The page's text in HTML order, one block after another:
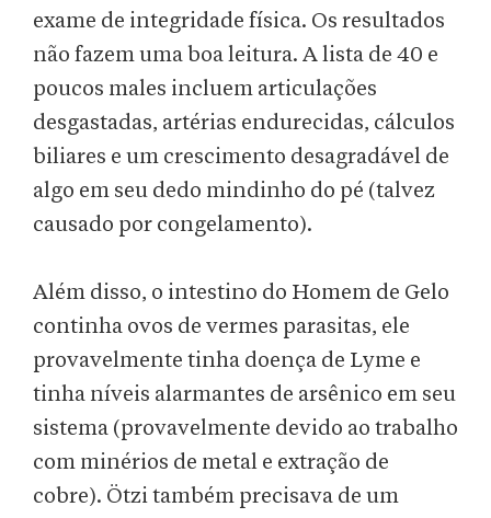
exame de integridade física. Os resultados
não fazem uma boa leitura. A lista de 40 e
poucos males incluem articulações
desgastadas, artérias endurecidas, cálculos
biliares e um crescimento desagradável de
algo em seu dedo mindinho do pé (talvez
causado por congelamento).
Além disso, o intestino do Homem de Gelo
continha ovos de vermes parasitas, ele
provavelmente tinha doença de Lyme e
tinha níveis alarmantes de arsênico em seu
sistema (provavelmente devido ao trabalho
com minérios de metal e extração de
cobre). Ötzi também precisava de um